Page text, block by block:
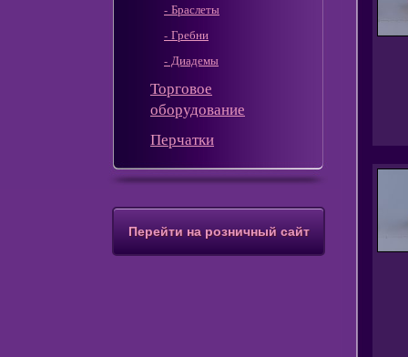
- Браслеты
- Гребни
- Диадемы
Торговое
оборудование
Перчатки
Перейти на розничный сайт